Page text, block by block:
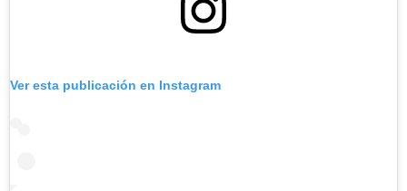
Ver esta publicación en Instagram